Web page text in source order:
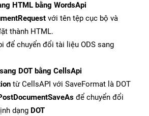
HTML bằng WordsApi
với tên tệp cục bộ và
thành HTML.
để chuyển đổi tài liệu ODS sang
DOT bằng CellsApi
từ CellsAPI với SaveFormat là DOT
để chuyển đổi
dạng DOT